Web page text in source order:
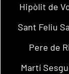
Hipòlit de
Sant Feliu
Pere de
Martí